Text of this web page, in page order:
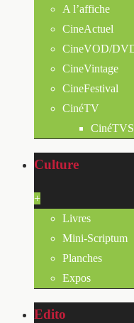
A l’affiche
CineActuel
CineVOD/
CineVintage
CineFestival
CinéTV
Culture
+
Livres
Mini-Scriptum
Planches
Expos
Edito